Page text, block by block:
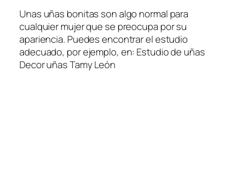
Unas uñas bonitas son algo normal para
cualquier mujer que se preocupa por su
apariencia. Puedes encontrar el estudio
adecuado, por ejemplo, en: Estudio de uñas
Decor uñas Tamy León